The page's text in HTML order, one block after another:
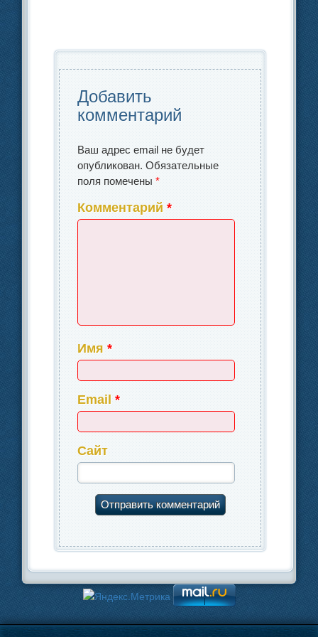
o
o
k
n
и
ть
Добавить
комментарий
Ваш адрес email не будет
опубликован. Обязательные
поля помечены*
Комментарий*
Имя*
Email*
Сайт